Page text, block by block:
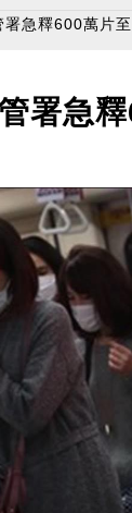
急釋600萬片
署急